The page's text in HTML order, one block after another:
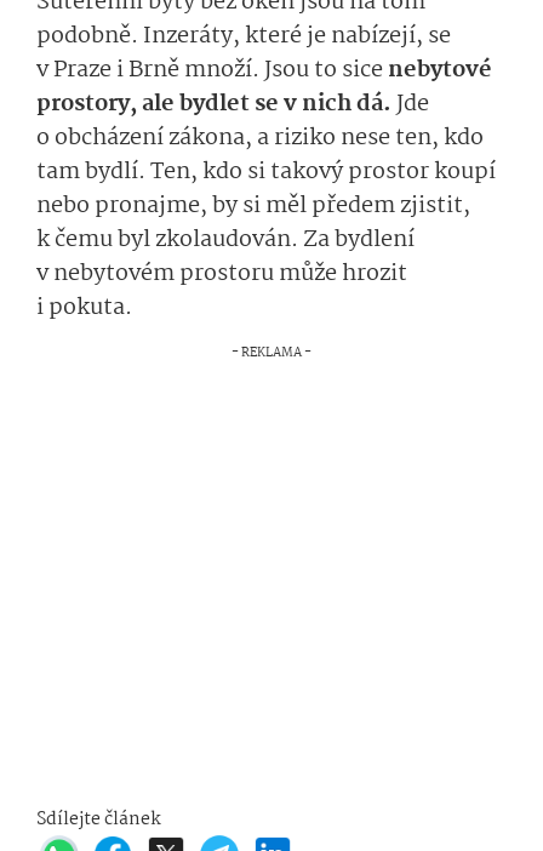
podobně. Inzeráty, které je nabízejí, se
v Praze i Brně množí. Jsou to sicenebytové
prostory, ale bydlet se v nich dá.Jde
o obcházení zákona, a riziko nese ten, kdo
tam bydlí. Ten, kdo si takový prostor koupí
nebo pronajme, by si měl předem zjistit,
k čemu byl zkolaudován. Za bydlení
v nebytovém prostoru může hrozit
i pokuta.
Sdílejte článek